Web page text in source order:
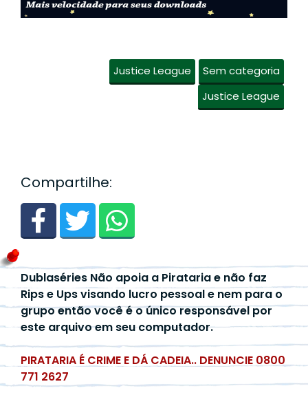
Justice League
Sem categoria
Justice League
Compartilhe:
Dublaséries Não apoia a Pirataria e não faz
Rips e Ups visando lucro pessoal e nem para o
grupo então você é o único responsável por
este arquivo em seu computador.
PIRATARIA É CRIME E DÁ CADEIA.. DENUNCIE 0800
771 2627